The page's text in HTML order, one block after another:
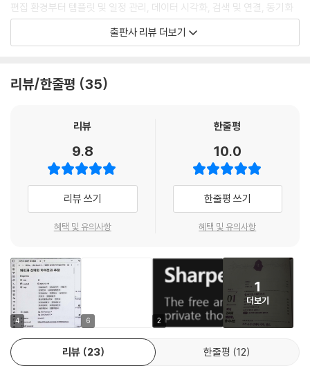
CHAPTER 07 메타데이터의 이해
[따라하기] 메타데이터 필드 생성하기
CHAPTER 08 옵시디언 플러그인 설치 가이드
옵시디언 플러그인
코어 플러그인
커뮤니티 플러그인
설치 플러그인 확인하기
아웃라이너 플러그인
[따라하기] 리스트 순서 바꾸기
[따라하기] 내용 선택하기 / 내용 접고 열기
베리어스 컴플리먼트 플러그인
[따라하기] 자동 완성 사용하기
에디팅 툴바 플러그인
[따라하기] 에디팅 툴바 플러그인 사용하기
편집 환경부터 템플릿 및 일정 관리, 데이터 시각화, 검색 및 연결, 동기화
까지 목적별 핵심 플러그인을 엄선해 단계별로 소개합니다. 2,000개가 넘
는 커뮤니티 플러그인 중 실무에서 검증된 것들만 골라 담았습니다.
챗GPT와 클로드의 API를 연결하고, AI 활용 플러그인으로 노트 제목과
노트 시스템과 데이터뷰 대시보드 구축까지 안내합니다.
★ 이 책이 필요한 독자
_기존 노트 앱에서 더 강력한 지식 관리 도구로 이전하려는 개발자, 직장
인, 대학생
_마크다운과 AI를 활용해 업무 효율을 높이려는 지식 근로자
_연구 자료, 강의 노트, 독서 기록을 체계적으로 연결하고 싶은 연구자, 강
_프로젝트 관리와 일정 관리를 옵시디언 하나로 통합하고 싶은 프로젝트
매니저
_AI와 옵시디언을 연동해 나만의 세컨드 브레인을 구축하고 싶은 사람 누
구나
★ 따라하기 실습 모음
PART 01 지식 관리의 끝판왕, 옵시디언
출판사 리뷰 더보기
리뷰/한줄평 35
리뷰
9.8
리뷰 쓰기
혜택 및 유의사항
한줄평
10.0
한줄평 쓰기
혜택 및 유의사항
4 6 2
1
더보기
리뷰 23 한줄평 12